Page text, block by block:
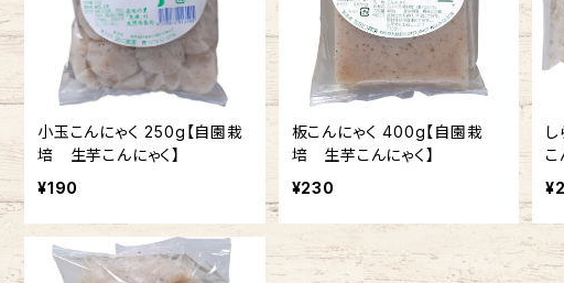
小玉こんにゃく 250g【自園栽
培 生芋こんにゃく】
¥190
板こんにゃく 400g【自園栽
培 生芋こんにゃく】
¥230
ん